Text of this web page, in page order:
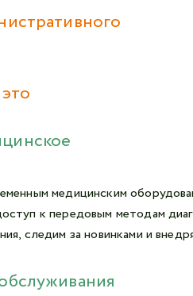
медицинским
к передовым методам
следим за новинками и